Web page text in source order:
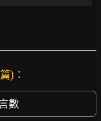
)：
數